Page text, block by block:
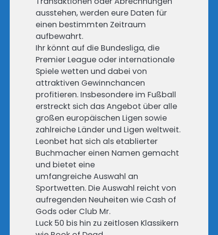
ausstehen, werden eure Daten für
einen bestimmten Zeitraum
aufbewahrt.
Ihr könnt auf die Bundesliga, die
Premier League oder internationale
Spiele wetten und dabei von
attraktiven Gewinnchancen
profitieren. Insbesondere im Fußball
erstreckt sich das Angebot über alle
großen europäischen Ligen sowie
zahlreiche Länder und Ligen weltweit.
Leonbet hat sich als etablierter
Buchmacher einen Namen gemacht
und bietet eine
umfangreiche Auswahl an
Sportwetten. Die Auswahl reicht von
aufregenden Neuheiten wie Cash of
Gods oder Club Mr.
Luck 50 bis hin zu zeitlosen Klassikern